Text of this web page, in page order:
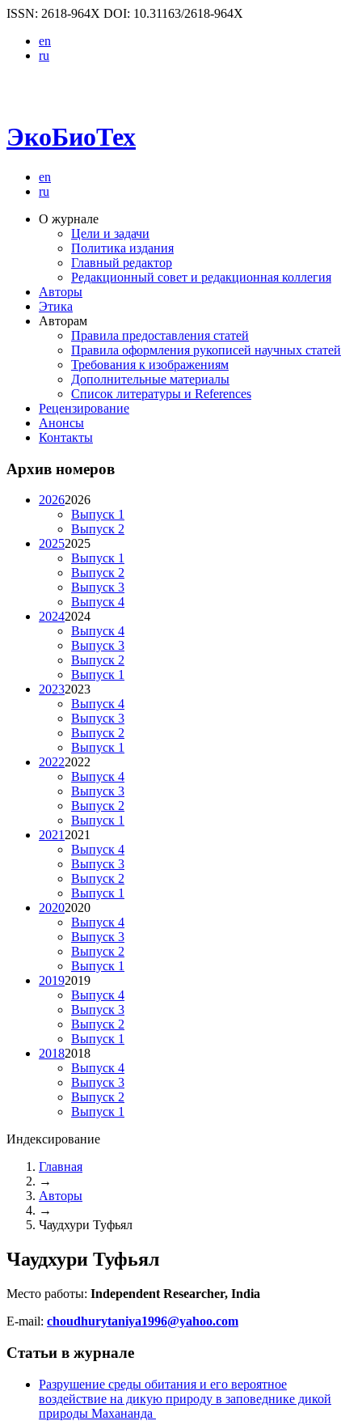
ISSN: 2618-964X DOI: 10.31163/2618-964X
en
ru
ЭкоБиоТех
en
ru
О журнале
Цели и задачи
Политика издания
Главный редактор
Редакционный совет и редакционная коллегия
Авторы
Этика
Авторам
Правила предоставления статей
Правила оформления рукописей научных статей
Требования к изображениям
Дополнительные материалы
Список литературы и References
Рецензирование
Анонсы
Контакты
Архив номеров
20262026
Выпуск 1
Выпуск 2
20252025
Выпуск 1
Выпуск 2
Выпуск 3
Выпуск 4
20242024
Выпуск 4
Выпуск 3
Выпуск 2
Выпуск 1
20232023
Выпуск 4
Выпуск 3
Выпуск 2
Выпуск 1
20222022
Выпуск 4
Выпуск 3
Выпуск 2
Выпуск 1
2021 2021
Выпуск 4
Выпуск 3
Выпуск 2
Выпуск 1
20202020
Выпуск 4
Выпуск 3
Выпуск 2
Выпуск 1
20192019
Выпуск 4
Выпуск 3
Выпуск 2
Выпуск 1
20182018
Выпуск 4
Выпуск 3
Выпуск 2
Выпуск 1
Индексирование
Главная
→
Авторы
→
Чаудхури Туфьял
Чаудхури Туфьял
Место работы: Independent Researcher, India
E-mail: choudhurytaniya1996@yahoo.com
Статьи в журнале
Разрушение среды обитания и его вероятное
воздействие на дикую природу в заповеднике дикой
природы Махананда